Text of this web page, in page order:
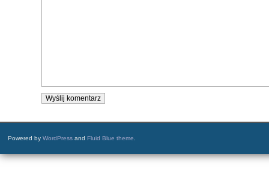
Powered by WordPress and Fluid Blue theme